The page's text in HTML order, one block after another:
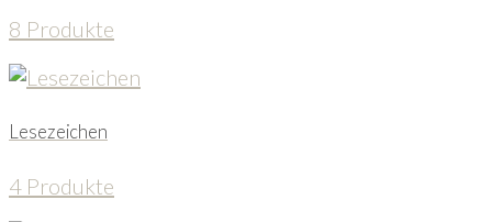
8 Produkte
Lesezeichen
4 Produkte